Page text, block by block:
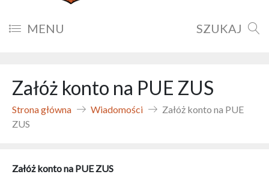
MENU SZUKAJ
Załóż konto na PUE ZUS
Strona główna Wiadomości
Załóż konto na PUE
ZUS
Załóż konto na PUE ZUS